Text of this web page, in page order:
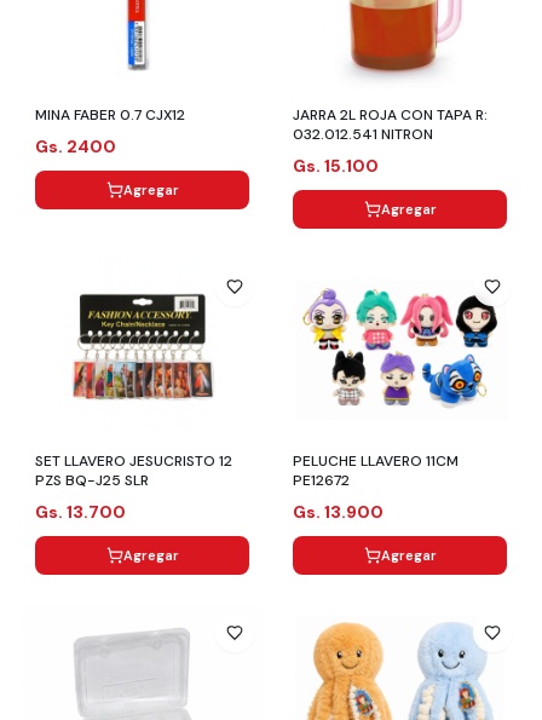
MINA FABER 0.7 CJX12
Gs. 2400
Agregar
JARRA 2L ROJA CON TAPA R:
032.012.541 NITRON
Gs. 15.100
Agregar
SET LLAVERO JESUCRISTO 12
PZS BQ-J25 SLR
Gs. 13.700
Agregar
PELUCHE LLAVERO 11CM
PE12672
Gs. 13.900
Agregar